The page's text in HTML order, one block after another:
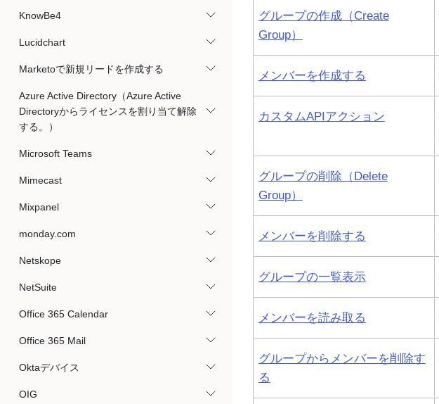
KnowBe4
Lucidchart
Marketoで新規リードを作成する
Azure Active Directory（Azure Active
Directoryからライセンスを割り当て解除
する。）
Microsoft Teams
Mimecast
Mixpanel
monday.com
Netskope
NetSuite
Office 365 Calendar
Office 365 Mail
Oktaデバイス
OIG
グループの作成（Create
Group）
メンバーを作成する
カスタムAPIアクション
グループの削除（Delete
Group）
メンバーを削除する
グループの一覧表示
メンバーを読み取る
グループからメンバーを削除す
る